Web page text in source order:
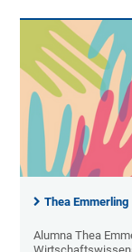
Thea Emmerling
Alumna Thea